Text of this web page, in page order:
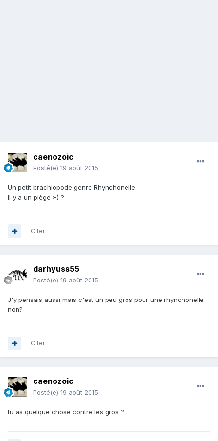
caenozoic
Posté(e) 19 août 2015
Un petit brachiopode genre Rhynchonelle.
Il y a un piège :-) ?
Citer
darhyuss55
Posté(e) 19 août 2015
J'y pensais aussi mais c'est un peu gros pour une rhynchonelle
non?
Citer
caenozoic
Posté(e) 19 août 2015
tu as quelque chose contre les gros ?